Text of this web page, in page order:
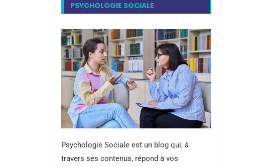
PSYCHOLOGIE SOCIALE
Psychologie Sociale est un blog qui, à
travers ses contenus, répond à vos